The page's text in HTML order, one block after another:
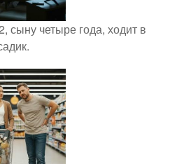
сыну четыре года, ходит в